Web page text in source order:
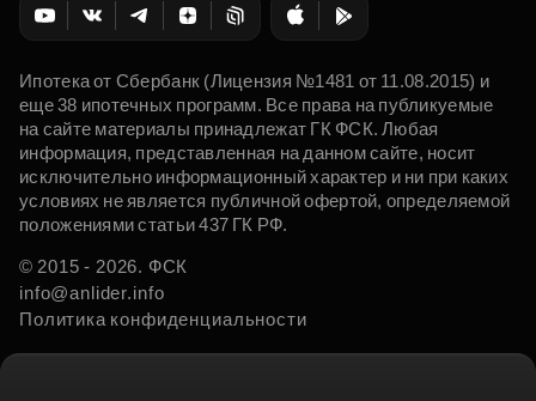
Ипотека от Сбербанк (Лицензия №1481 от 11.08.2015) и
еще 38 ипотечных программ. Все права на публикуемые
на сайте материалы принадлежат ГК ФСК. Любая
информация, представленная на данном сайте, носит
исключительно информационный характер и ни при каких
условиях не является публичной офертой, определяемой
положениями статьи 437 ГК РФ.
© 2015 - 2026. ФСК
info@anlider.info
Политика конфиденциальности